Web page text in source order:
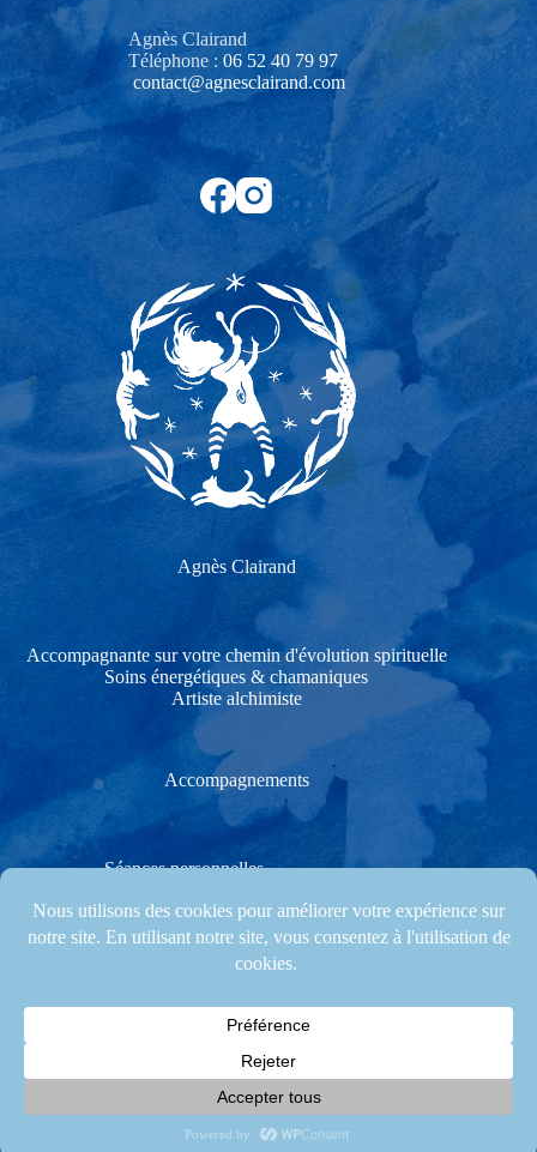
Agnès Clairand
Téléphone : 06 52 40 79 97‬
contact@agnesclairand.com
Agnès Clairand
Accompagnante sur votre chemin d'évolution spirituelle
Soins énergétiques & chamaniques
Artiste alchimiste
Accompagnements
Séances personnelles
Stages créatifs & Cérémonies
de Saintes, en Charente-Maritime (17), et régulièrement
également dans les départements voisins (Vienne, Vendée...)
© 2026 Agnès Clairand. Site Web by
Mentions Légales